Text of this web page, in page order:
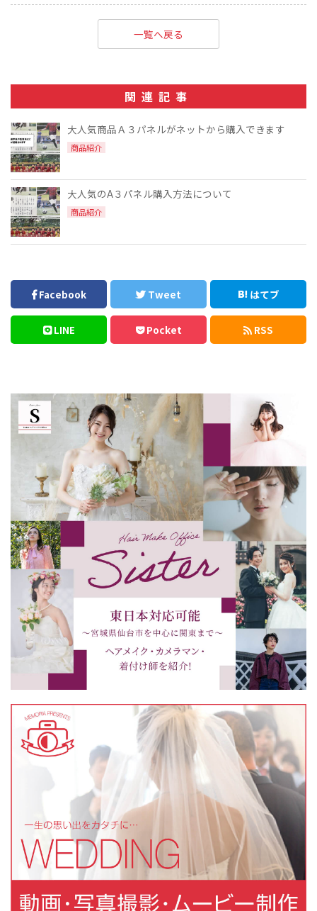
Facebook Tweet はてブ
LINE Pocket RSS
一覧へ戻る
関連記事
大人気商品Ａ３パネルがネットから購入できます
商品紹介
大人気のA３パネル購入方法について
商品紹介